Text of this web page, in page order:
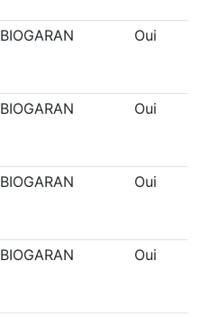
BIOGARAN Oui
BIOGARAN Oui
BIOGARAN Oui
BIOGARAN Oui